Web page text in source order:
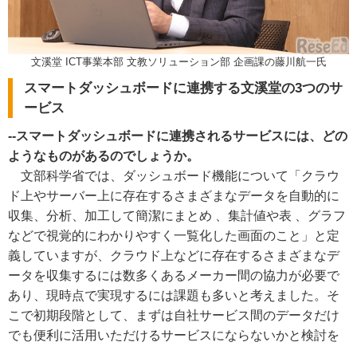
文溪堂 ICT事業本部 文教ソリューション部 企画課の藤川航一氏
スマートダッシュボードに連携する文溪堂の3つのサ
ービス
--スマートダッシュボードに連携されるサービスには、どの
ようなものがあるのでしょうか。
文部科学省では、ダッシュボード機能について「クラウ
ド上やサーバー上に存在するさまざまなデータを自動的に
収集、分析、加工して簡潔にまとめ 、集計値や表 、グラフ
などで視覚的にわかりやすく一覧化した画面のこと」と定
義していますが、クラウド上などに存在するさまざまなデ
ータを収集するには数多くあるメーカー間の協力が必要で
あり、現時点で実現するには課題も多いと考えました。そ
こで初期段階として、まずは自社サービス間のデータだけ
でも便利に活用いただけるサービスにならないかと検討を